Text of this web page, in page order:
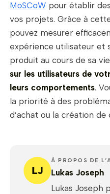
MoSCoW pour établir
vos projets. Grâce à
pouvez mesurer
expérience utilisateur et
produit au cours de sa
sur les utilisateurs de
leurs comportements.
la priorité à des
d’achat ou la création de
LJ
À PROPOS DE
Lukas Joseph
Lukas Joseph